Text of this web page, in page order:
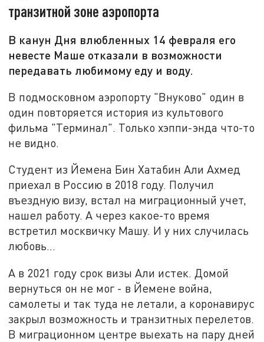
транзитной зоне аэропорта
В канун Дня влюбленных 14 февраля его
невесте Маше отказали в возможности
передавать любимому еду и воду.
В подмосковном аэропорту "Внуково" один в
один повторяется история из культового
фильма "Терминал". Только хэппи-энда что-то
не видно.
Студент из Йемена Бин Хатабин Али Ахмед
приехал в Россию в 2018 году. Получил
въездную визу, встал на миграционный учет,
нашел работу. А через какое-то время
встретил москвичку Машу. И у них случилась
любовь...
А в 2021 году срок визы Али истек. Домой
вернуться он не мог - в Йемене война,
самолеты и так туда не летали, а коронавирус
закрыл возможность и транзитных перелетов.
В миграционном центре выехать на пару дней